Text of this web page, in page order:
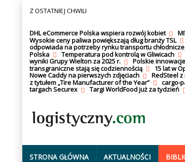
Z OSTATNIEJ CHWILI
DHL eCommerce Polska wspiera rozwój kobiet
Wysokie ceny paliwa powiększają dług branży TSL
odpowiada na potrzeby rynku transportu
Polska
Temperatura pod kontrolą w Gliwicach
wyniki Grupy Wielton za 2025 r.
Polskie
transgraniczne stają się codziennością
15 lat w
Nowe Caddy na pierwszych zdjęciach
RedSteel z
z tytułem „Tire Manufacturer of the Year”
cargo-
targach Securex
Targi WorldFood już za tydzień
STRONA GŁÓWNA AKTUALNOŚCI